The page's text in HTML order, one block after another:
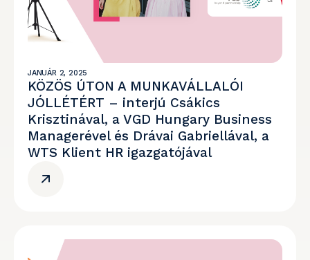
JANUÁR 2, 2025
KÖZÖS ÚTON A MUNKAVÁLLALÓI
JÓLLÉTÉRT – interjú Csákics
Krisztinával, a VGD Hungary Business
Managerével és Drávai Gabriellával, a
WTS Klient HR igazgatójával